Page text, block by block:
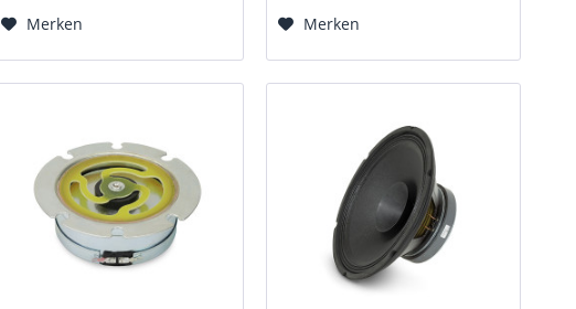
klebendem 3M- Klebepad
Merken
Schalldruck: 91 dB;
Merken